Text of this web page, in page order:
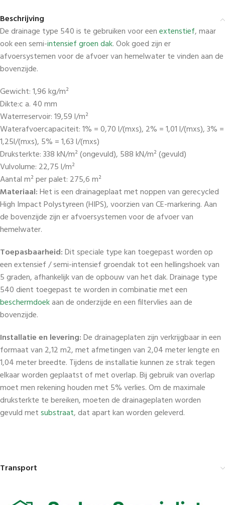
Beschrijving
De drainage type 540 is te gebruiken voor eenextenstief, maar
ook een semi-intensief groen dak. Ook goed zijn er
afvoersystemen voor de afvoer van hemelwater te vinden aan de
bovenzijde.
Gewicht: 1,96 kg/m²
Dikte:c a. 40 mm
Waterreservoir: 19,59 l/m²
Waterafvoercapaciteit: 1% = 0,70 l/(mxs), 2% = 1,01 l/(mxs), 3% =
1,25l/(mxs), 5% = 1,63 l/(mxs)
Druksterkte: 338 kN/m² (ongevuld), 588 kN/m² (gevuld)
Vulvolume: 22,75 l/m²
Aantal m² per palet: 275,6 m²
Materiaal:Het is een drainageplaat met noppen van gerecycled
High Impact Polystyreen (HIPS), voorzien van CE-markering. Aan
de bovenzijde zijn er afvoersystemen voor de afvoer van
hemelwater.
Toepasbaarheid:Dit speciale type kan toegepast worden op
een extensief / semi-intensief groendak tot een hellingshoek van
5 graden, afhankelijk van de opbouw van het dak. Drainage type
540 dient toegepast te worden in combinatie met een
beschermdoekaan de onderzijde en een filtervlies aan de
bovenzijde.
Installatie en levering:De drainageplaten zijn verkrijgbaar in een
formaat van 2,12 m2, met afmetingen van 2,04 meter lengte en
1,04 meter breedte. Tijdens de installatie kunnen ze strak tegen
elkaar worden geplaatst of met overlap. Bij gebruik van overlap
moet men rekening houden met 5% verlies. Om de maximale
druksterkte te bereiken, moeten de drainageplaten worden
gevuld metsubstraat, dat apart kan worden geleverd.
Transport